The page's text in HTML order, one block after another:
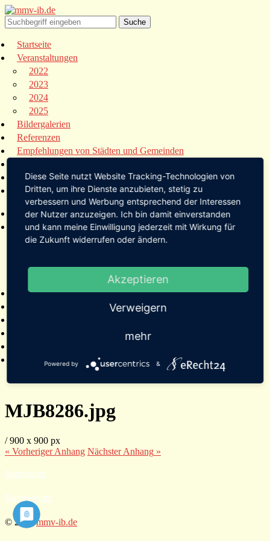
Startseite
Veranstaltungen
2022
2023
2024
2025
Bildergalerien
Referenzen
Empfehlungen von Städten und Gemeinden
Links
Kontakt
Startseite
Veranstaltungen
2022
2024
Bildergalerien
Kontakt
MJB8286.jpg
/900 x 900 px
« VorherigerAnhang NächsterAnhang »
Impressum
Datenschutz
© 2026mmv-ib.de
Diese Seite nutzt Website Tracking-Technologien von
Dritten, um ihre Dienste anzubieten, stetig zu
verbessern und Werbung entsprechend der Interessen
der Nutzer anzuzeigen. Ich bin damit einverstanden
und kann meine Einwilligung jederzeit mit Wirkung für
die Zukunft widerrufen oder ändern.
Akzeptieren
Verweigern
mehr
Powered by &